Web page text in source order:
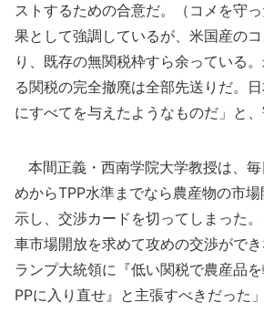
ストするための合意だ。（コメを守
果として強調しているが、米国産の
り、既存の無関税枠すら余っている
る関税の完全撤廃は全部先送りだ。
にすべてを与えたようなものだ」と、
本間正義・西南学院大学教授は、
めからTPP水準までなら農産物の市
示し、交渉カードを切ってしまった
車市場開放を求めて攻めの交渉がで
ランプ大統領に『低い関税で農産品
PPに入り直せ』と主張すべきだった」